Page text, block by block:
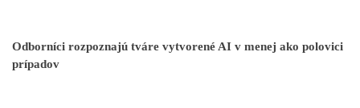
Odborníci rozpoznajú tváre vytvorené AI v menej ako polovici
prípadov